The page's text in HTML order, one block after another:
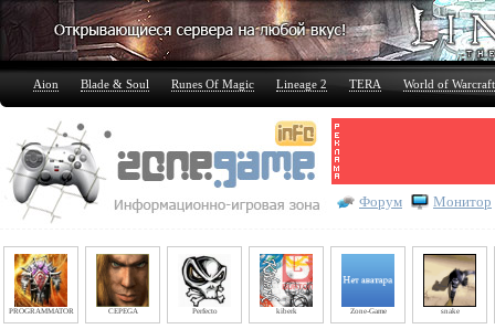
Aion Blade & Soul Runes Of Magic Lineage 2 TERA World of Warcraft
Форум Монитор
PROGRAMMATOR CEPEGA Perfecto kiberk Zone-Game snake